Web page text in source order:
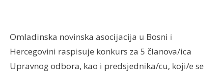
Omladinska novinska asocijacija u Bosni i
Hercegovini raspisuje konkurs za 5 članova/ica
Upravnog odbora, kao i predsjednika/cu, koji/e se